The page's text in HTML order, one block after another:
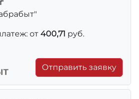
от 400,71 руб.
Отправить заявку